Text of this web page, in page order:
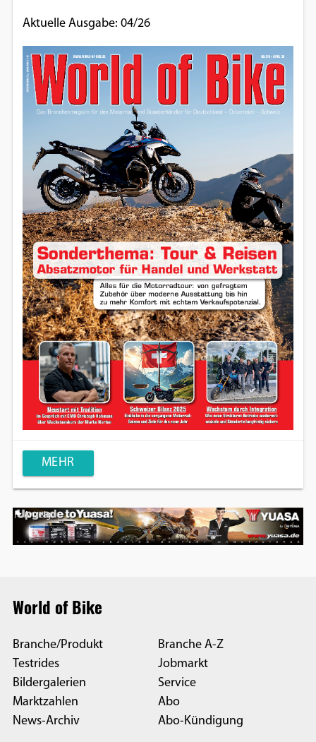
Aktuelle Ausgabe: 04/26
MEHR
Anzeige
World of Bike
Branche/Produkt
Testrides
Bildergalerien
Marktzahlen
News-Archiv
Branche A-Z
Jobmarkt
Service
Abo
Abo-Kündigung